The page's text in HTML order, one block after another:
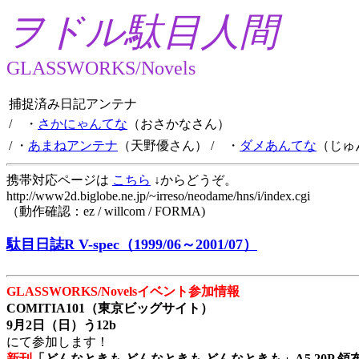
ヲドル駄目人間
GLASSWORKS/Novels
捕捉済み日記アンテナ
/ ・ さかにゃんてな （おさかなさん）
/ ・ あまねアンテナ （天野優さん） / ・ ダメあんてな （じ
携帯対応ページは こちら ↓からどうぞ。
http://www2d.biglobe.ne.jp/~irreso/neodame/hns/i/index.cgi
（動作確認：ez / willcom / FORMA)
駄目日誌R V-spec（1999/06～2001/07）
GLASSWORKS/Novelsイベント参加情報
COMITIA101（東京ビッグサイト）
9月2日（日）う12b
にて参加します！